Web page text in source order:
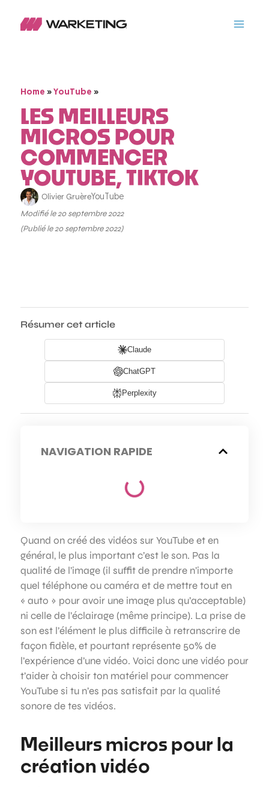
Home » YouTube »
LES MEILLEURS
MICROS POUR
COMMENCER
YOUTUBE, TIKTOK
Olivier GruèreYouTube
Modifié le 20 septembre 2022
(Publié le 20 septembre 2022)
Résumer cet article
Claude
ChatGPT
Perplexity
NAVIGATION RAPIDE
Quand on créé des vidéos sur YouTube et en
général, le plus important c’est le son. Pas la
qualité de l’image (il suffit de prendre n’importe
quel téléphone ou caméra et de mettre tout en
« auto » pour avoir une image plus qu’acceptable)
ni celle de l’éclairage (même principe). La prise de
son est l’élément le plus difficile à retranscrire de
façon fidèle, et pourtant représente 50% de
l’expérience d’une vidéo. Voici donc une vidéo pour
t’aider à choisir ton matériel pour commencer
YouTube si tu n’es pas satisfait par la qualité
sonore de tes vidéos.
Meilleurs micros pour la
création vidéo